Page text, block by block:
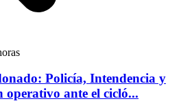
Policía, Intendencia y
operativo ante el cicló...